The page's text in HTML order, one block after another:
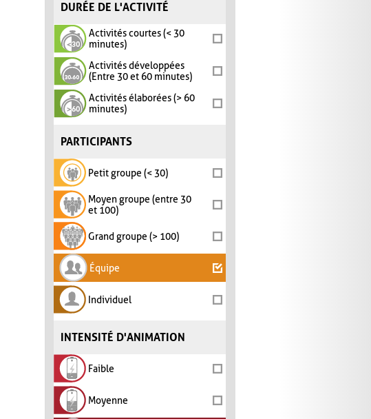
DURÉE DE L'ACTIVITÉ
Activités courtes (< 30
minutes)
Activités développées
(Entre 30 et 60 minutes)
Activités élaborées (> 60
minutes)
PARTICIPANTS
Petit groupe (< 30)
Moyen groupe (entre 30
et 100)
Grand groupe (> 100)
Équipe
Individuel
INTENSITÉ D'ANIMATION
Faible
Moyenne